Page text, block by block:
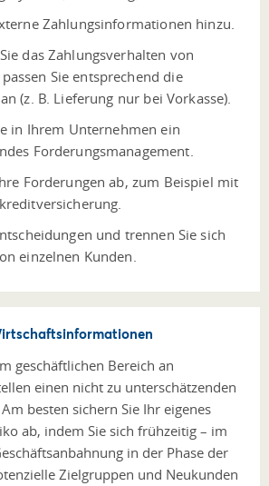
Zahlungsinformationen hinzu.
das Zahlungsverhalten von
Sie entsprechend die
(z. B. Lieferung nur bei Vorkasse).
in Ihrem Unternehmen ein
Forderungsmanagement.
Forderungen ab, zum Beispiel mit
und trennen Sie sich
einzelnen Kunden.
geschäftlichen Bereich an
einen nicht zu unterschätzenden
besten sichern Sie Ihr eigenes
ab, indem Sie sich frühzeitig – im
in der Phase der
Zielgruppen und Neukunden